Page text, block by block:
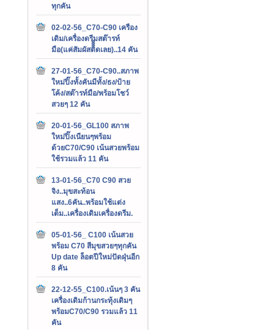
ทุกคัน
02-02-56_C70-C90 เครือง
เดิม/เครื่องดรีมสต๊ารท์
มือ(แค่สัมผัสติิิิดเลย)..14 คัน
27-01-56_C70-C90..สภาพ
ใหม่ปิ๊งทั้งคันมีทั้ง/ธง/ป้าย
โค้ง/สต๊ารท์มือ/พร้อมโชว์
สวยๆ 12 คัน
20-01-56_GL100 สภาพ
ใหม่ปิ๊งเนียนๆพร้อม
ด้วยC70/C90 เน้นสวยพร้อม
ใช้รวมแล้ว 11 คัน
13-01-56_C70 C90 สวย
จิง..มุขสะท้อน
แสง..6คัน..พร้อมใช้แต่ง
เต็ม..เครื่องเดิมเครื่องดรีม.
05-01-56_ C100 เน้นสวย
พร้อม C70 สีมุขสวยๆทุกคัน
Up date ล็อตปีใหม่ปัดฝุ่นอีก
8 คัน
22-12-55_C100.เน้นๆ 3 คัน
เครื่องเดิมก้านกระทุ้งเดิมๆ
พร้อมC70/C90 รวมแล้ว 11
คัน